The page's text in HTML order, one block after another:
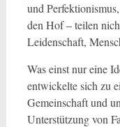
und
den Hof – teilen
Leidenschaft,
Was einst nur eine
entwickelte sich zu
Gemeinschaft und
Unterstützung von